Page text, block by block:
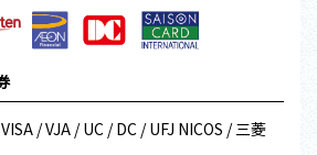
/ VJA / UC / DC / UFJ NICOS / 三菱